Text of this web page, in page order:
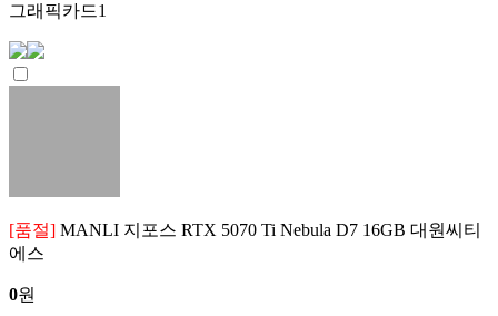
그래픽카드1
[품절] MANLI 지포스 RTX 5070 Ti Nebula D7 16GB 대원씨티
에스
0원